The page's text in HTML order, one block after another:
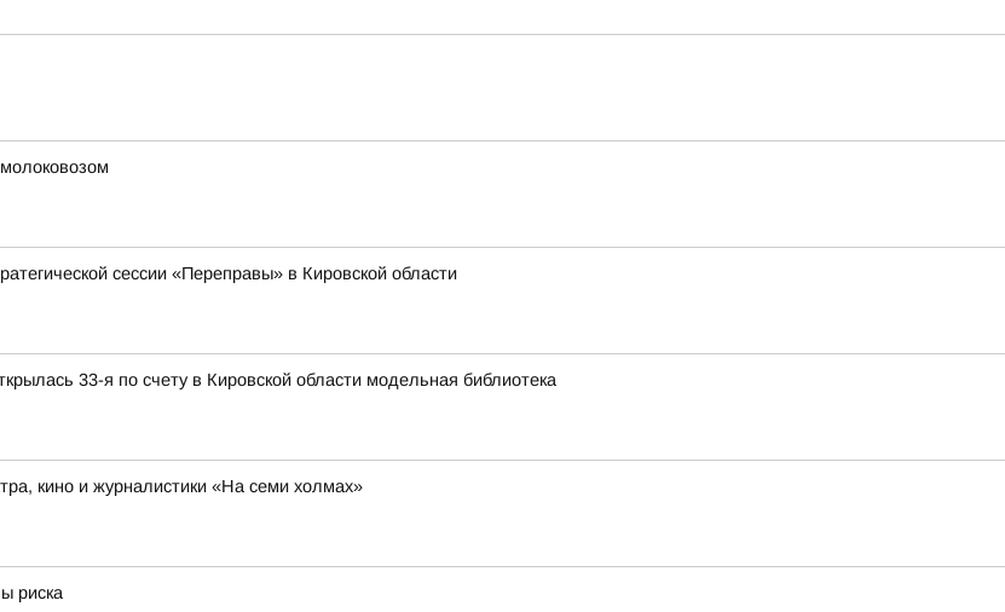
сессии «Переправы» в Кировской области
33-я по счету в Кировской области модельная библиотека
кино и журналистики «На семи холмах»
риска